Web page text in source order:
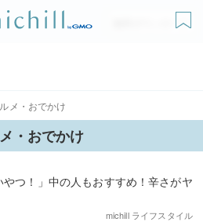
無料ダウンロード
メ・おでかけ
・おでかけ
やつ！」中の人もおすすめ！辛さがヤ
michill ライフスタイル